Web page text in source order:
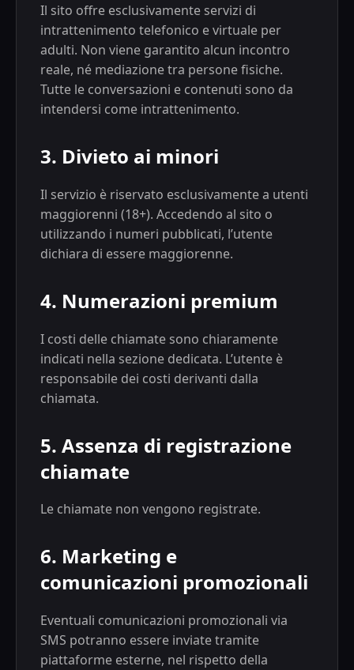
Il sito offre esclusivamente servizi di
intrattenimento telefonico e virtuale per
adulti. Non viene garantito alcun incontro
reale, né mediazione tra persone fisiche.
Tutte le conversazioni e contenuti sono da
intendersi come intrattenimento.
3. Divieto ai minori
Il servizio è riservato esclusivamente a utenti
maggiorenni (18+). Accedendo al sito o
utilizzando i numeri pubblicati, l’utente
dichiara di essere maggiorenne.
4. Numerazioni premium
I costi delle chiamate sono chiaramente
indicati nella sezione dedicata. L’utente è
responsabile dei costi derivanti dalla
chiamata.
5. Assenza di registrazione
chiamate
Le chiamate non vengono registrate.
6. Marketing e
comunicazioni promozionali
Eventuali comunicazioni promozionali via
SMS potranno essere inviate tramite
piattaforme esterne, nel rispetto della